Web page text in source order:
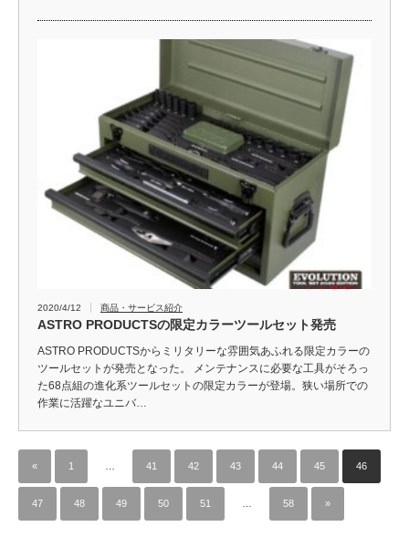
2020/4/12 商品・サービス紹介
ASTRO PRODUCTSの限定カラーツールセット発売
ASTRO PRODUCTSからミリタリーな雰囲気あふれる限定カラーの
ツールセットが発売となった。 メンテナンスに必要な工具がそろっ
た68点組の進化系ツールセットの限定カラーが登場。狭い場所での
作業に活躍なユニバ…
« 1 41 42 43 44 45 46
47 48 49 50 51 58 »